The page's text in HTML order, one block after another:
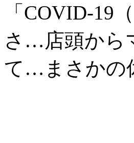
「COVID-19
さ…店頭から
て…まさかの